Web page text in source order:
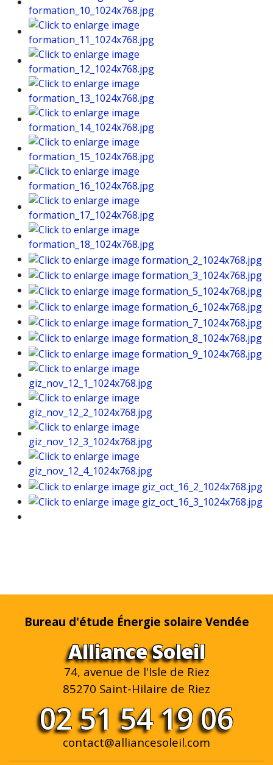
Bureau d'étude Énergie solaire Vendée
Alliance Soleil
74, avenue de l'Isle de Riez
85270 Saint-Hilaire de Riez
02 51 54 19 06
contact@alliancesoleil.com